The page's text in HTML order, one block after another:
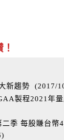
新趨勢 (2017/
製程2021年
季 每股賺台幣
)